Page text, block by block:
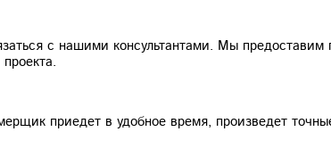
с нашими консультантами. Мы предоставим
приедет в удобное время, произведет